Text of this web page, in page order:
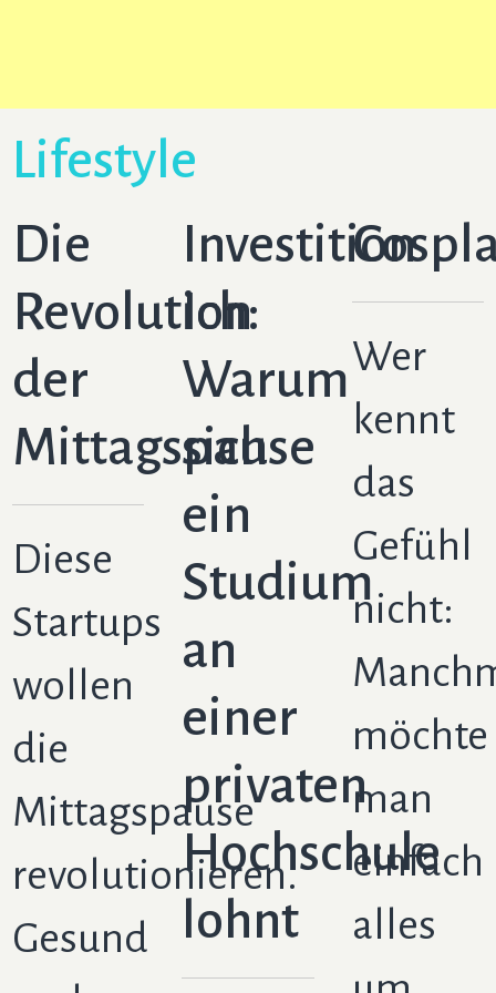
für Lagerlogistik
Verkäufer
Mediengestalter
Bäcker Altenpfleger
Fachinformatiker
Zahnmedizinischer
Fachangestellter
Polizist
Lifestyle
Die
Revolution
der
Mittagspause
Diese
Startups
wollen
die
Mittagspause
revolutionieren.
Gesund
Investition
Ich:
Warum
sich
ein
Studium
an
einer
privaten
Hochschule
lohnt
Wer
kennt
das
Gefühl
nicht:
möchte
man
einfach
alles